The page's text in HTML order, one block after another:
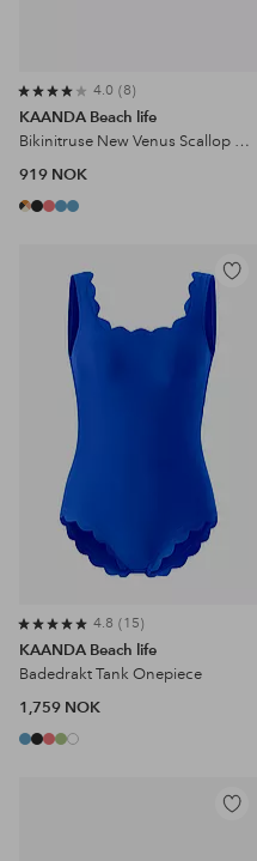
4.0 8
KAANDA Beach life
Bikinitruse New Venus Scallop Mid Rise Bottom
919 NOK
Legg
til
4.8 15
KAANDA Beach life
Badedrakt Tank Onepiece
1,759 NOK
Legg